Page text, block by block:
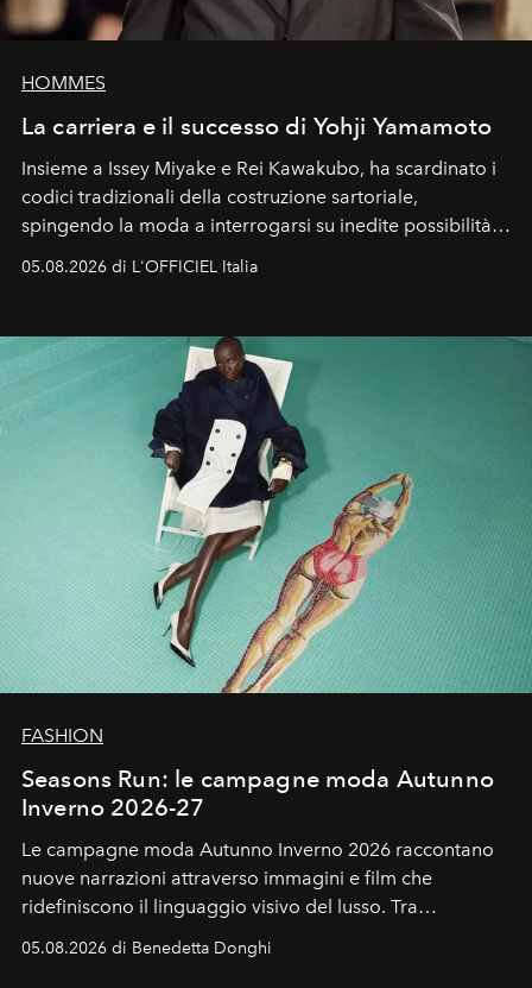
HOMMES
La carriera e il successo di Yohji Yamamoto
Insieme a Issey Miyake e Rei Kawakubo, ha scardinato i
codici tradizionali della costruzione sartoriale,
spingendo la moda a interrogarsi su inedite possibilità
un’impronta indelebile nella storia della moda.
05.08.2026 di L'OFFICIEL Italia
FASHION
Seasons Run: le campagne moda Autunno
Inverno 2026-27
Le campagne moda Autunno Inverno 2026 raccontano
nuove narrazioni attraverso immagini e film che
ridefiniscono il linguaggio visivo del lusso. Tra
contemporanea e storytelling d'autore, le maison
05.08.2026 di Benedetta Donghi